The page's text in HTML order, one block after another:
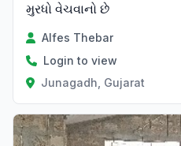
મુરધો વેચવાનો છે
Alfes Thebar
Login to view
Junagadh, Gujarat